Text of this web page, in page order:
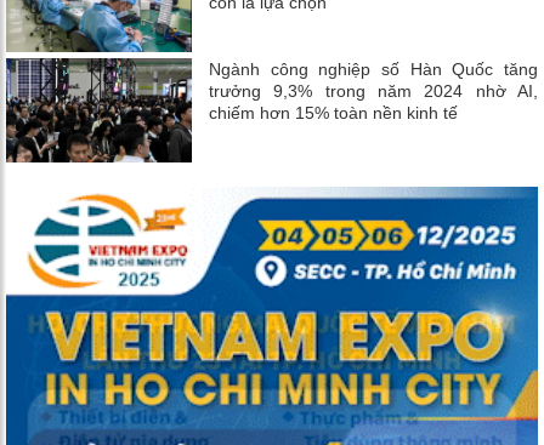
Ngành công nghiệp số Hàn Quốc tăng
trưởng 9,3% trong năm 2024 nhờ AI,
chiếm hơn 15% toàn nền kinh tế